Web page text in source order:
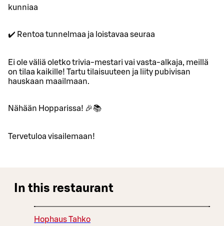
kunniaa
✔️ Rentoa tunnelmaa ja loistavaa seuraa
Ei ole väliä oletko trivia-mestari vai vasta-alkaja, meillä
on tilaa kaikille! Tartu tilaisuuteen ja liity pubivisan
hauskaan maailmaan.
Nähään Hopparissa! 🎉📚
Tervetuloa visailemaan!
In this restaurant
Hophaus Tahko